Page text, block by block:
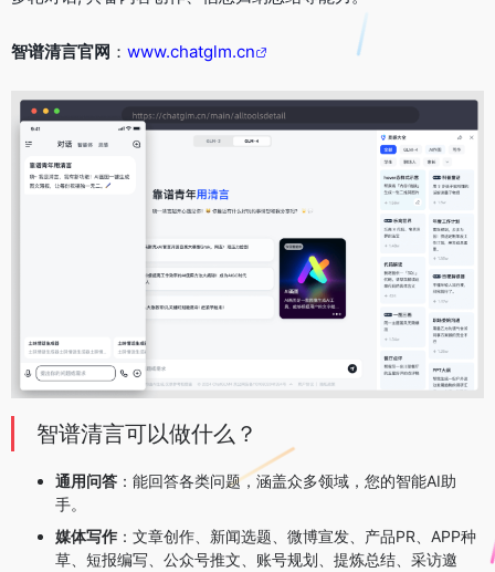
智谱清言官网 ： www.chatglm.cn
智谱清言可以做什么？
通用问答 ：能回答各类问题，涵盖众多领域，您的智能AI助
手。
媒体写作 ：文章创作、新闻选题、微博宣发、产品PR、APP种
草、短报编写、公众号推文、账号规划、提炼总结、采访邀